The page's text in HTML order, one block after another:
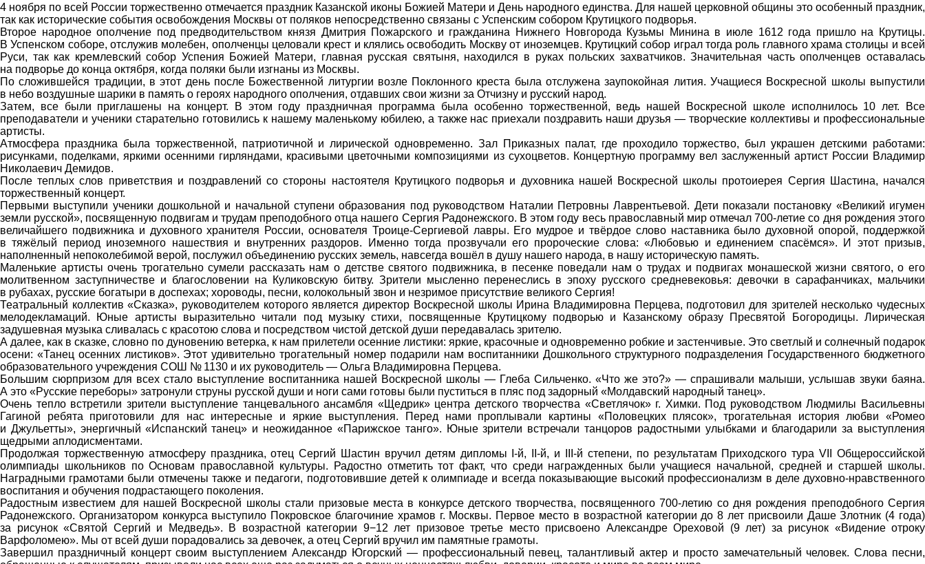
4 ноября по всей России торжественно отмечается праздник Казанской иконы Божией Матери и День народного единства. Для нашей церковной общины это особенный праздник,
так как исторические события освобождения Москвы от поляков непосредственно связаны с Успенским собором Крутицкого подворья.
Второе народное ополчение под предводительством князя Дмитрия Пожарского и гражданина Нижнего Новгорода Кузьмы Минина в июле 1612 года пришло на Крутицы.
В Успенском соборе, отслужив молебен, ополченцы целовали крест и клялись освободить Москву от иноземцев. Крутицкий собор играл тогда роль главного храма столицы и всей
Руси, так как кремлевский собор Успения Божией Матери, главная русская святыня, находился в руках польских захватчиков. Значительная часть ополченцев оставалась
на подворье до конца октября, когда поляки были изгнаны из Москвы.
По сложившейся традиции, в этот день после Божественной литургии возле Поклонного креста была отслужена заупокойная лития. Учащиеся Воскресной школы выпустили
в небо воздушные шарики в память о героях народного ополчения, отдавших свои жизни за Отчизну и русский народ.
Затем, все были приглашены на концерт. В этом году праздничная программа была особенно торжественной, ведь нашей Воскресной школе исполнилось 10 лет. Все
преподаватели и ученики старательно готовились к нашему маленькому юбилею, а также нас приехали поздравить наши друзья — творческие коллективы и профессиональные
артисты.
Атмосфера праздника была торжественной, патриотичной и лирической одновременно. Зал Приказных палат, где проходило торжество, был украшен детскими работами:
рисунками, поделками, яркими осенними гирляндами, красивыми цветочными композициями из сухоцветов. Концертную программу вел заслуженный артист России Владимир
Николаевич Демидов.
После теплых слов приветствия и поздравлений со стороны настоятеля Крутицкого подворья и духовника нашей Воскресной школы протоиерея Сергия Шастина, начался
торжественный концерт.
Первыми выступили ученики дошкольной и начальной ступени образования под руководством Наталии Петровны Лаврентьевой. Дети показали постановку «Великий игумен
земли русской», посвященную подвигам и трудам преподобного отца нашего Сергия Радонежского. В этом году весь православный мир отмечал 700-летие со дня рождения этого
величайшего подвижника и духовного хранителя России, основателя Троице-Сергиевой лавры. Его мудрое и твёрдое слово наставника было духовной опорой, поддержкой
в тяжёлый период иноземного нашествия и внутренних раздоров. Именно тогда прозвучали его пророческие слова: «Любовью и единением спасёмся». И этот призыв,
наполненный непоколебимой верой, послужил объединению русских земель, навсегда вошёл в душу нашего народа, в нашу историческую память.
Маленькие артисты очень трогательно сумели рассказать нам о детстве святого подвижника, в песенке поведали нам о трудах и подвигах монашеской жизни святого, о его
молитвенном заступничестве и благословении на Куликовскую битву. Зрители мысленно перенеслись в эпоху русского средневековья: девочки в сарафанчиках, мальчики
в рубахах, русские богатыри в доспехах; хороводы, песни, колокольный звон и незримое присутствие великого Сергия!
Театральный коллектив «Сказка», руководителем которого является директор Воскресной школы Ирина Владимировна Перцева, подготовил для зрителей несколько чудесных
мелодекламаций. Юные артисты выразительно читали под музыку стихи, посвященные Крутицкому подворью и Казанскому образу Пресвятой Богородицы. Лирическая
задушевная музыка сливалась с красотою слова и посредством чистой детской души передавалась зрителю.
А далее, как в сказке, словно по дуновению ветерка, к нам прилетели осенние листики: яркие, красочные и одновременно робкие и застенчивые. Это светлый и солнечный подарок
осени: «Танец осенних листиков». Этот удивительно трогательный номер подарили нам воспитанники Дошкольного структурного подразделения Государственного бюджетного
образовательного учреждения СОШ № 1130 и их руководитель — Ольга Владимировна Перцева.
Большим сюрпризом для всех стало выступление воспитанника нашей Воскресной школы — Глеба Сильченко. «Что же это?» — спрашивали малыши, услышав звуки баяна.
А это «Русские переборы» затронули струны русской души и ноги сами готовы были пуститься в пляс под задорный «Молдавский народный танец».
Очень тепло встретили зрители выступление танцевального ансамбля «Щедрик» центра детского творчества «Светлячок» г. Химки. Под руководством Людмилы Васильевны
Гагиной ребята приготовили для нас интересные и яркие выступления. Перед нами проплывали картины «Половецких плясок», трогательная история любви «Ромео
и Джульетты», энергичный «Испанский танец» и неожиданное «Парижское танго». Юные зрители встречали танцоров радостными улыбками и благодарили за выступления
щедрыми аплодисментами.
Продолжая торжественную атмосферу праздника, отец Сергий Шастин вручил детям дипломы I-й, II-й, и III-й степени, по результатам Приходского тура VII Общероссийской
олимпиады школьников по Основам православной культуры. Радостно отметить тот факт, что среди награжденных были учащиеся начальной, средней и старшей школы.
Наградными грамотами были отмечены также и педагоги, подготовившие детей к олимпиаде и всегда показывающие высокий профессионализм в деле духовно-нравственного
воспитания и обучения подрастающего поколения.
Радостным известием для нашей Воскресной школы стали призовые места в конкурсе детского творчества, посвященного 700-летию со дня рождения преподобного Сергия
Радонежского. Организатором конкурса выступило Покровское благочиние храмов г. Москвы. Первое место в возрастной категории до 8 лет присвоили Даше Злотник (4 года)
за рисунок «Святой Сергий и Медведь». В возрастной категории 9−12 лет призовое третье место присвоено Александре Ореховой (9 лет) за рисунок «Видение отроку
Варфоломею». Мы от всей души порадовались за девочек, а отец Сергий вручил им памятные грамоты.
Завершил праздничный концерт своим выступлением Александр Югорский — профессиональный певец, талантливый актер и просто замечательный человек. Слова песни,